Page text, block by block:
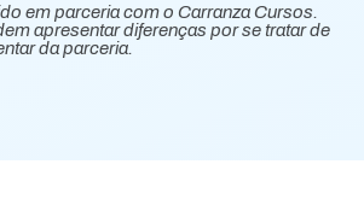
em parceria com o Carranza Cursos.
apresentar diferenças por se tratar de
da parceria.